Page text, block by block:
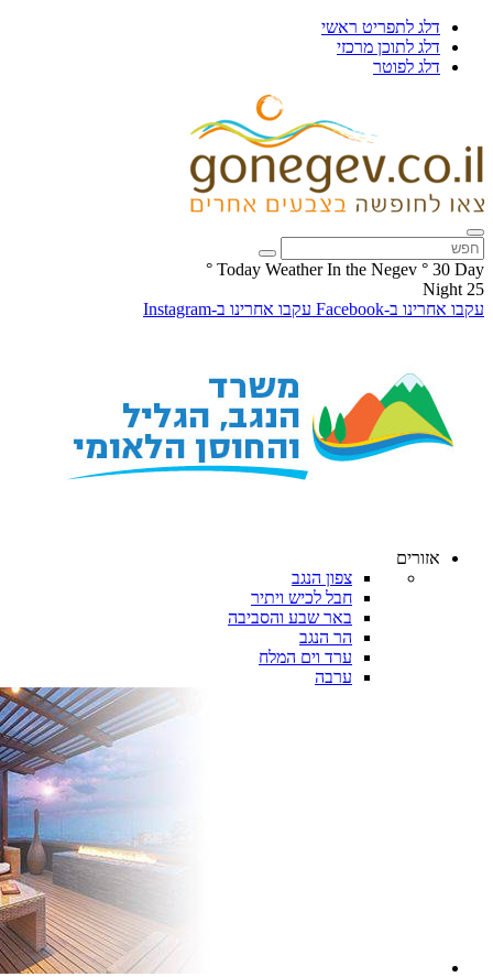
דלג לתפריט ראשי
דלג לתוכן מרכזי
דלג לפוטר
Today Weather In the Negev ° 30 Day
°
25
Night
עקבו אחרינו ב-Facebook
עקבו אחרינו ב-Instagram
אזורים
צפון הנגב
חבל לכיש ויתיר
באר שבע והסביבה
הר הנגב
ערד וים המלח
ערבה